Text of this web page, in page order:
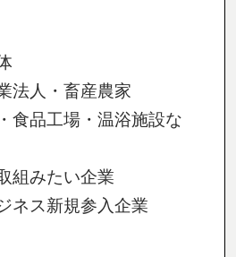
法人・畜産農家
食品工場・温浴施設な
組みたい企業
ネス新規参入企業